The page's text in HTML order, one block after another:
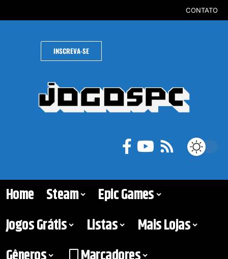
CONTATO
INSCREVA-SE
Home Steam
Epic Games
Jogos Grátis
Listas
Mais Lojas